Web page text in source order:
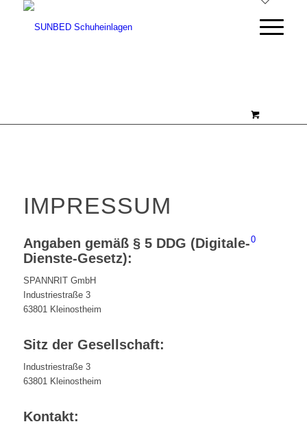
0
IMPRESSUM
Angaben gemäß § 5 DDG (Digitale-
Dienste-Gesetz):
SPANNRIT GmbH
Industriestraße 3
63801 Kleinostheim
Sitz der Gesellschaft:
Industriestraße 3
63801 Kleinostheim
Kontakt: